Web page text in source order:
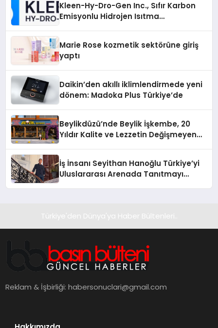
Kleen-Hy-Dro-Gen Inc., Sıfır Karbon
Emisyonlu Hidrojen Isıtma
Marie Rose kozmetik sektörüne giriş
yaptı
Daikin’den akıllı iklimlendirmede yeni
dönem: Madoka Plus Türkiye’de
Beylikdüzü’nde Beylik İşkembe, 20
Yıldır Kalite ve Lezzetin Değişmeyen
İş İnsanı Seyithan Hanoğlu Türkiye’yi
Uluslararası Arenada Tanıtmayı
Türkiye'den Dünya'ya Haber Bültenleri..
Reklam & İşbirliği:habersonuclari@gmail.com